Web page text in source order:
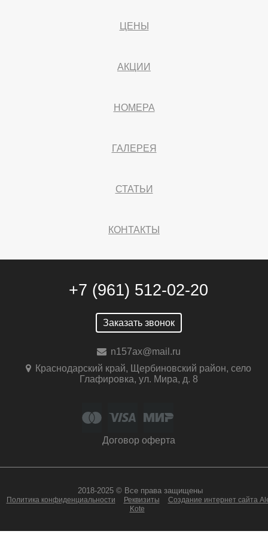
ЦЕНЫ
АКЦИИ
НОМЕРА
ГАЛЕРЕЯ
СТАТЬИ
КОНТАКТЫ
+7 (961) 512-02-20
Заказать звонок
n157ax@mail.ru
Краснодарский край, Щербиновский район, село
Глафировка, ул. Мира, д. 8
Договор оферта
2018-2025 © Все права защищены
Политика конфиденциальности Реквизиты
Создание интернет сайта
Kote